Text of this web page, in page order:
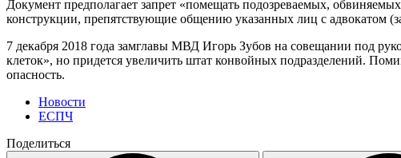
Документ предполагает запрет «помещать подозреваемых,
конструкции, препятствующие общению указанных лиц с адвокатом
7 декабря 2018 года замглавы МВД Игорь Зубов на совещании под
клеток», но придется увеличить штат конвойных подразделений.
опасность.
Новости
ЕСПЧ
Поделиться